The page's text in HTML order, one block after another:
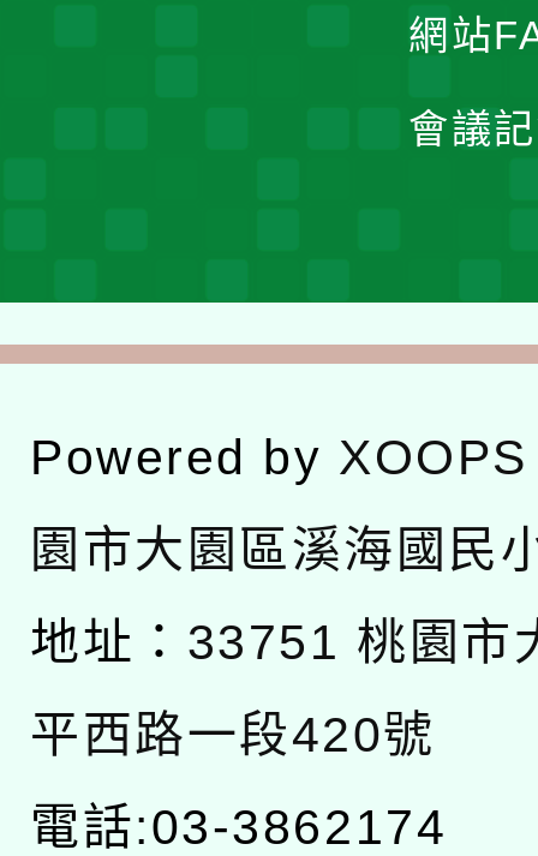
網站
會議
Powered by XOOPS
園市大園區溪海國民
地址： 33751 桃園市
平西路一段420號
電話:03-3862174